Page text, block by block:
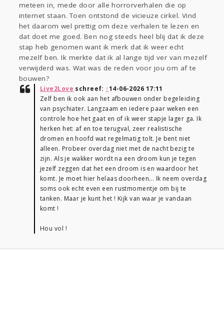
meteen in, mede door alle horrorverhalen die op
internet staan. Toen ontstond de vicieuze cirkel. Vind
het daarom wel prettig om deze verhalen te lezen en
dat doet me goed. Ben nog steeds heel blij dat ik deze
stap heb genomen want ik merk dat ik weer echt
mezelf ben. Ik merkte dat ik al lange tijd ver van mezelf
verwijderd was. Wat was de reden voor jou om af te
bouwen?
Live2Love schreef: ↑14-06-2026 17:11
Zelf ben ik ook aan het afbouwen onder begeleiding
van psychiater. Langzaam en iedere paar weken een
controle hoe het gaat en of ik weer stapje lager ga. Ik
herken het: af en toe terugval, zeer realistische
dromen en hoofd wat regelmatig tolt. Je bent niet
alleen. Probeer overdag niet met de nacht bezig te
zijn. Als je wakker wordt na een droom kun je tegen
jezelf zeggen dat het een droom is en waardoor het
komt. Je moet hier helaas doorheen... Ik neem overdag
soms ook echt even een rustmomentje om bij te
tanken. Maar je kunt het ! Kijk van waar je vandaan
komt !
Hou vol !